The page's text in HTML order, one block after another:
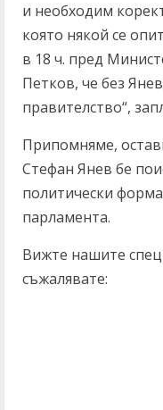
и необходим
която някой се
в 18 ч. пред
Петков, че без
правителство“,
Припомняме,
Стефан Янев бе
политически
парламента.
Вижте нашите
съжалявате: